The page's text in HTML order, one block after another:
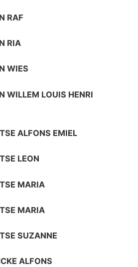
RAF
RIA
WIES
WILLEM LOUIS HENRI
ALFONS EMIEL
LEON
MARIA
MARIA
SUZANNE
ALFONS